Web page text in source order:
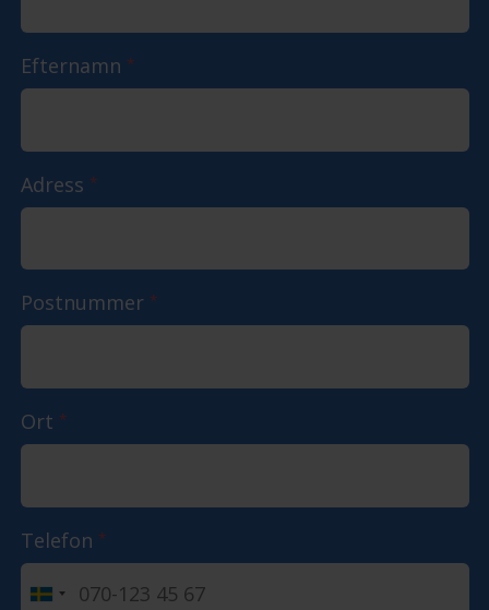
Efternamn *
Adress *
Postnummer *
Ort *
Telefon *